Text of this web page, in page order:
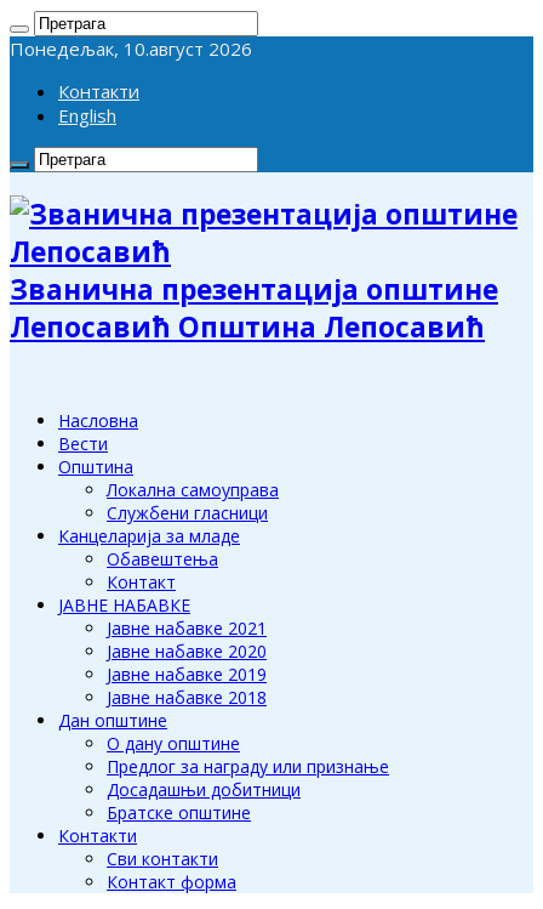
Понедељак, 10.август 2026
Контакти
English
Званична презентација општине
Лепосавић Општина Лепосавић
Насловна
Вести
Општина
Локална самоуправа
Службени гласници
Канцеларија за младе
Обавештења
Контакт
ЈАВНЕ НАБАВКЕ
Јавне набавке 2021
Јавне набавке 2020
Јавне набавке 2019
Јавне набавке 2018
Дан општине
О дану општине
Предлог за награду или признање
Досадашњи добитници
Братске општине
Контакти
Сви контакти
Контакт форма